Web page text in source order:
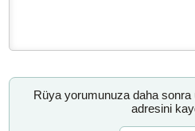
Rüya yorumunuza daha sonra
adresini